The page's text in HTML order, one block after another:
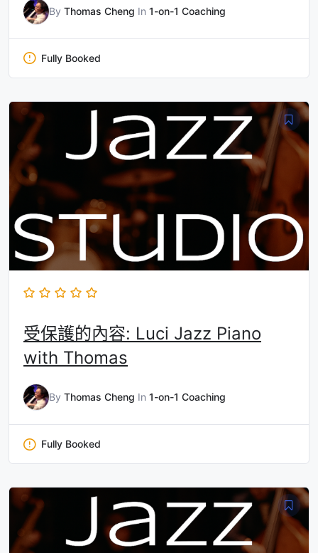
By Thomas Cheng In 1-on-1 Coaching
Fully Booked
受保護的內容: Luci Jazz Piano
with Thomas
By Thomas Cheng In 1-on-1 Coaching
Fully Booked